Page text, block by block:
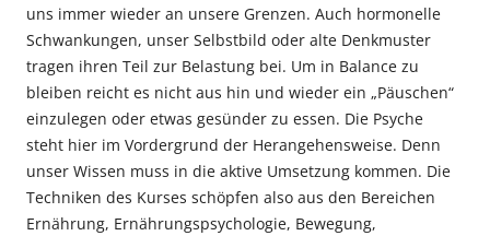
uns immer wieder an unsere Grenzen. Auch hormonelle
Schwankungen, unser Selbstbild oder alte Denkmuster
tragen ihren Teil zur Belastung bei. Um in Balance zu
bleiben reicht es nicht aus hin und wieder ein „Päuschen“
einzulegen oder etwas gesünder zu essen. Die Psyche
steht hier im Vordergrund der Herangehensweise. Denn
unser Wissen muss in die aktive Umsetzung kommen. Die
Techniken des Kurses schöpfen also aus den Bereichen
Ernährung, Ernährungspsychologie, Bewegung,